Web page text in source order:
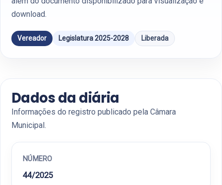
download.
Vereador Legislatura 2025-2028 Liberada
Dados da diária
Informações do registro publicado pela Câmara
Municipal.
NÚMERO
44/2025